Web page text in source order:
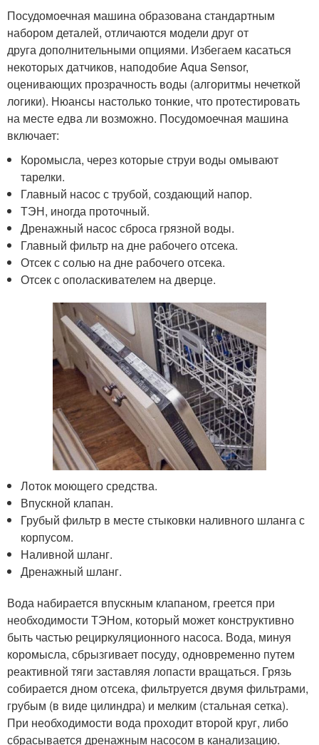
Посудомоечная машина образована стандартным
набором деталей, отличаются модели друг от
друга дополнительными опциями. Избегаем касаться
некоторых датчиков, наподобие Aqua Sensor,
оценивающих прозрачность воды (алгоритмы нечеткой
логики). Нюансы настолько тонкие, что протестировать
на месте едва ли возможно. Посудомоечная машина
включает:
Коромысла, через которые струи воды омывают
тарелки.
Главный насос с трубой, создающий напор.
ТЭН, иногда проточный.
Дренажный насос сброса грязной воды.
Главный фильтр на дне рабочего отсека.
Отсек с солью на дне рабочего отсека.
Отсек с ополаскивателем на дверце.
Лоток моющего средства.
Впускной клапан.
Грубый фильтр в месте стыковки наливного шланга с
корпусом.
Наливной шланг.
Дренажный шланг.
Вода набирается впускным клапаном, греется при
необходимости ТЭНом, который может конструктивно
быть частью рециркуляционного насоса. Вода, минуя
коромысла, сбрызгивает посуду, одновременно путем
реактивной тяги заставляя лопасти вращаться. Грязь
собирается дном отсека, фильтруется двумя фильтрами,
грубым (в виде цилиндра) и мелким (стальная сетка).
При необходимости вода проходит второй круг, либо
сбрасывается дренажным насосом в канализацию.